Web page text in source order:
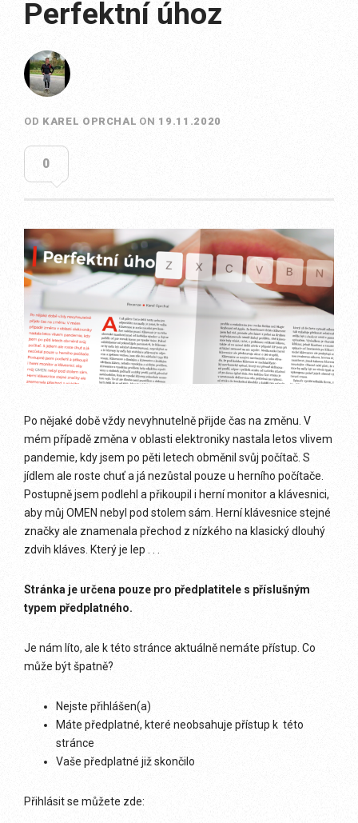
Perfektní úhoz
OD KAREL OPRCHAL ON 19.11.2020
0
Po nějaké době vždy nevyhnutelně přijde čas na změnu. V
mém případě změna v oblasti elektroniky nastala letos vlivem
pandemie, kdy jsem po pěti letech obměnil svůj počítač. S
jídlem ale roste chuť a já nezůstal pouze u herního počítače.
Postupně jsem podlehl a přikoupil i herní monitor a klávesnici,
aby můj OMEN nebyl pod stolem sám. Herní klávesnice stejné
značky ale znamenala přechod z nízkého na klasický dlouhý
zdvih kláves. Který je lep . . .
Stránka je určena pouze pro předplatitele s příslušným
typem předplatného.
Je nám líto, ale k této stránce aktuálně nemáte přístup. Co
může být špatně?
Nejste přihlášen(a)
Máte předplatné, které neobsahuje přístup k této
stránce
Vaše předplatné již skončilo
Přihlásit se můžete zde: